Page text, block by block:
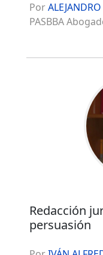
Por
PASBBA
Redacción
persuasión